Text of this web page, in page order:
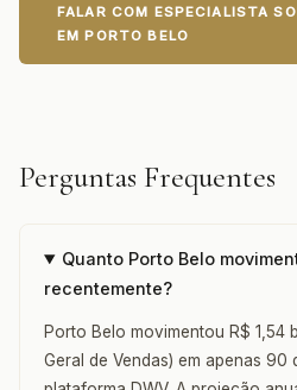
FALAR COM ESPECIALISTA
EM PORTO BELO
Perguntas Frequentes
Quanto Porto Belo
recentemente?
Porto Belo movimentou R$ 1,54
Geral de Vendas) em apenas 90